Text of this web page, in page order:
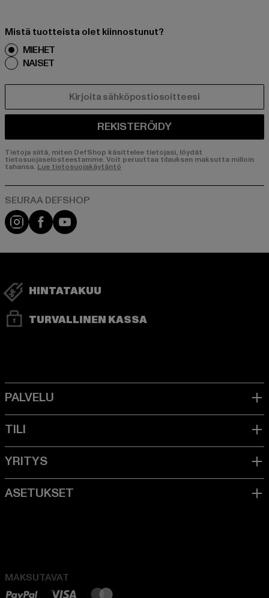
Mistä tuotteista olet kiinnostunut?
MIEHET
NAISET
REKISTERÖIDY
Tietoja siitä, miten DefShop käsittelee tietojasi, löydät
tietosuojaselosteestamme. Voit peruuttaa tilauksen maksutta milloin
tahansa. Lue tietosuojakäytäntö
Visit our Instagram page:
Visit our Facebook page:
Visit our YouTube channel:
HINTATAKUU
TURVALLINEN KASSA
MAKSUTAVAT